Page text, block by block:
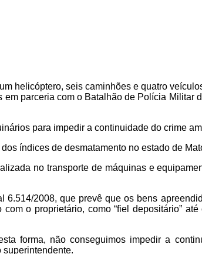
helicóptero, seis caminhões e quatro
parceria com o Batalhão de Polícia Militar
para impedir a continuidade do crime
índices de desmatamento no estado de
no transporte de máquinas e
2008, que prevê que os bens
o proprietário, como “fiel depositário”
forma, não conseguimos impedir a
superintendente.